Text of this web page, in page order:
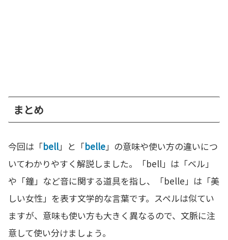
まとめ
今回は「bell」と「belle」の意味や使い方の違いにつ
いてわかりやすく解説しました。「bell」は「ベル」
や「鐘」など音に関する道具を指し、「belle」は「美
しい女性」を表す文学的な言葉です。スペルは似てい
ますが、意味も使い方も大きく異なるので、文脈に注
意して使い分けましょう。